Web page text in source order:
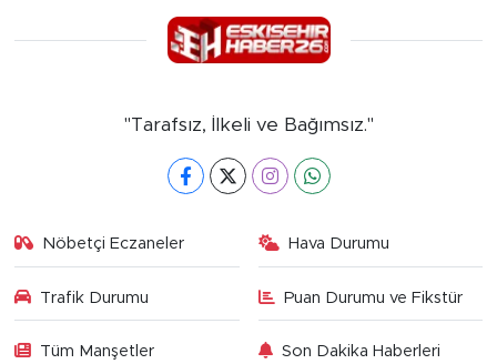
"Tarafsız, İlkeli ve Bağımsız."
Nöbetçi Eczaneler Hava Durumu
Trafik Durumu Puan Durumu ve Fikstür
Tüm Manşetler Son Dakika Haberleri